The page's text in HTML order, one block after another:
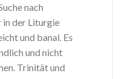
nach
in der Liturgie
und banal. Es
und nicht
Trinität und